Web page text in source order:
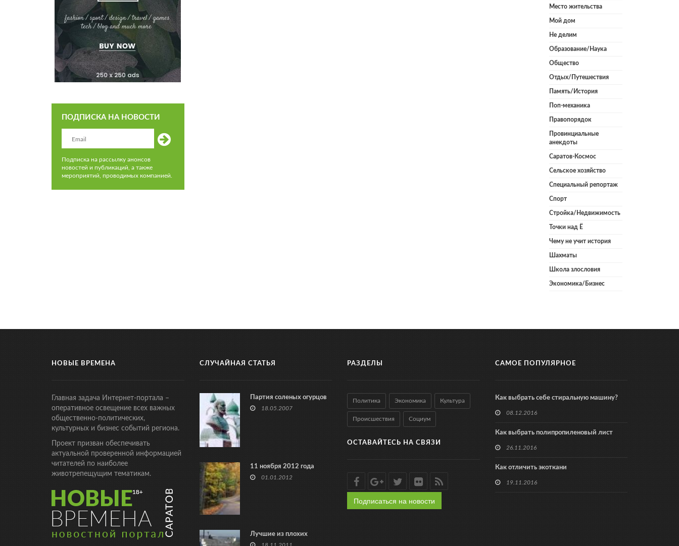
ПОДПИСКА НА НОВОСТИ
Подписка на рассылку анонсов
новостей и публикаций, а также
мероприятий, проводимых компанией.
Место жительства
Мой дом
Не делим
Образование/Наука
Общество
Отдых/Путешествия
Память/История
Поп-механика
Правопорядок
Провинциальные
анекдоты
Саратов-Космос
Сельское хозяйство
Специальный репортаж
Спорт
Стройка/Недвижимость
Точки над Ё
Чему не учит история
Шахматы
Школа злословия
Экономика/Бизнес
НОВЫЕ ВРЕМЕНА
Главная задача Интернет-портала –
оперативное освещение всех важных
общественно-политических,
культурных и бизнес событий региона.
Проект призван обеспечивать
актуальной проверенной информацией
читателей по наиболее
животрепещущим тематикам.
СЛУЧАЙНАЯ СТАТЬЯ
Партия соленых огурцов
18.05.2007
11 ноября 2012 года
01.01.2012
Лучшие из плохих
РАЗДЕЛЫ
Политика Экономика Культура
Происшествия Социум
ОСТАВАЙТЕСЬ НА СВЯЗИ
Подписаться на новости
САМОЕ ПОПУЛЯРНОЕ
Как выбрать себе стиральную машину?
08.12.2016
Как выбрать полипропиленовый лист
26.11.2016
Как отличить экоткани
19.11.2016